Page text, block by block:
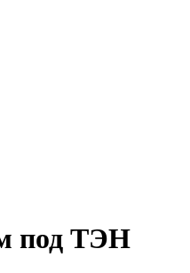
под ТЭН